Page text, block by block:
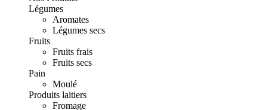
Légumes
Aromates
Légumes secs
Fruits
Fruits frais
Fruits secs
Pain
Moulé
Produits laitiers
Fromage